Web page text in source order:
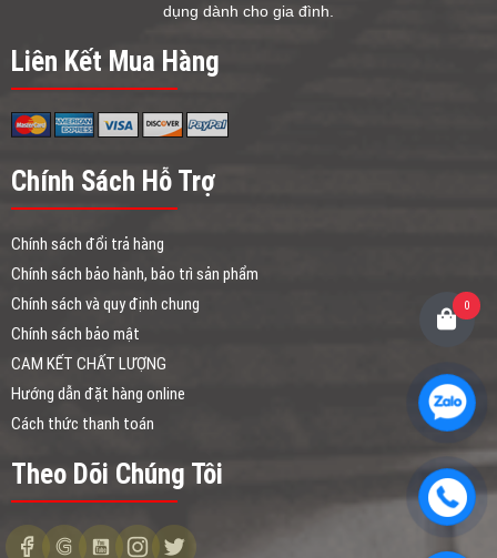
dụng dành cho gia đình.
Liên Kết Mua Hàng
Chính Sách Hỗ Trợ
Chính sách đổi trả hàng
Chính sách bảo hành, bảo trì sản phẩm
Chính sách và quy định chung
Chính sách bảo mật
CAM KẾT CHẤT LƯỢNG
Hướng dẫn đặt hàng online
Cách thức thanh toán
Theo Dõi Chúng Tôi
0